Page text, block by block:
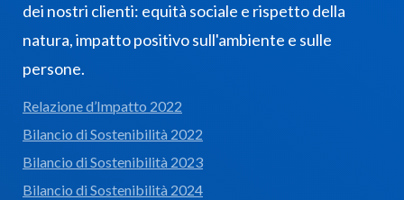
dei nostri clienti: equità sociale e rispetto della
natura, impatto positivo sull'ambiente e sulle
persone.
Relazione d’Impatto 2022
Bilancio di Sostenibilità 2022
Bilancio di Sostenibilità 2023
Bilancio di Sostenibilità 2024